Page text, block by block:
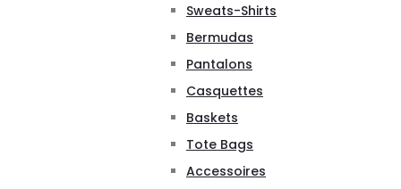
Sweats-Shirts
Bermudas
Pantalons
Casquettes
Baskets
Tote Bags
Accessoires